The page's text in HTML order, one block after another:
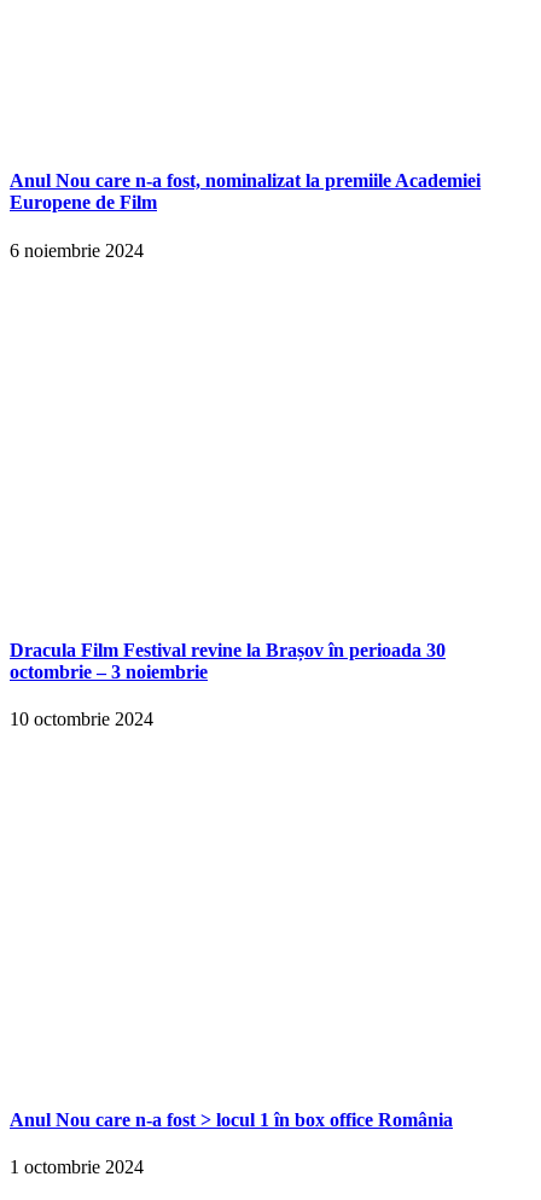
Anul Nou care n-a fost, nominalizat la premiile Academiei
Europene de Film
6 noiembrie 2024
Dracula Film Festival revine la Brașov în perioada 30
octombrie – 3 noiembrie
10 octombrie 2024
Anul Nou care n-a fost > locul 1 în box office România
1 octombrie 2024